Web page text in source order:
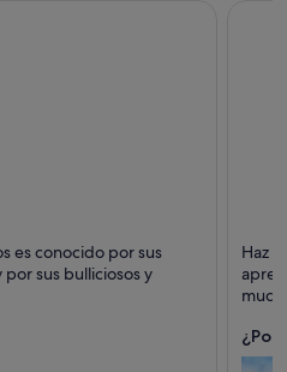
y Cultura
es conocido por sus
sus bulliciosos y
Haz
¿Por